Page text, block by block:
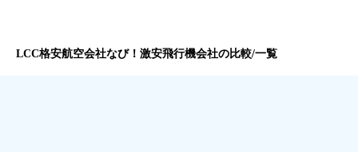
LCC格安航空会社なび！激安飛行機会社の比較/一覧